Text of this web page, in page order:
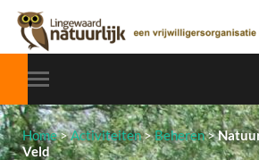
Home>Activiteiten>Beheren>
Veld